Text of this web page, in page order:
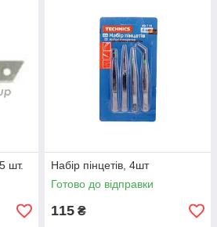
шт.
Набір пінцетів, 4шт
Готово до відправки
115 ₴